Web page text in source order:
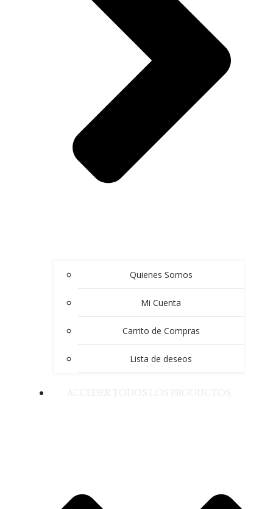
Quienes Somos
Mi Cuenta
Carrito de Compras
Lista de deseos
ACCEDER TODOS LOS PRODUCTOS